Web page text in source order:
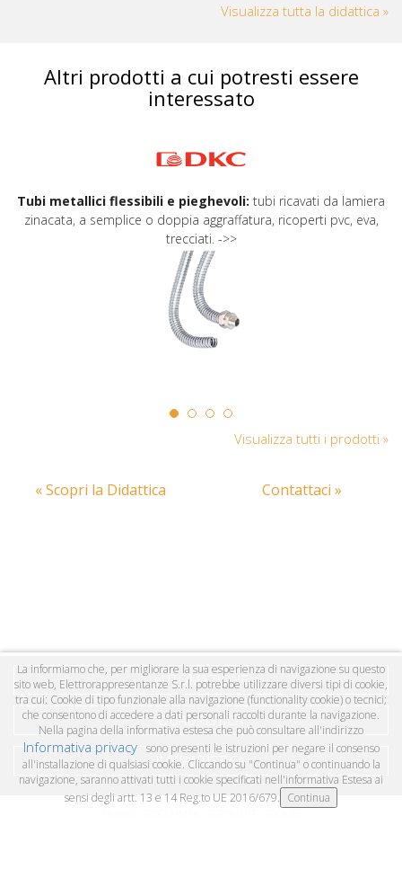
Visualizza tutta la didattica »
Altri prodotti a cui potresti essere
interessato
Tubi metallici flessibili e pieghevoli: tubi ricavati da lamiera
zinacata, a semplice o doppia aggraffatura, ricoperti pvc, eva,
trecciati. ->>
Visualizza tutti i prodotti »
« Scopri la Didattica Contattaci »
AUTOMAZIONE
QUADRISTICA
IMPIANTISTICA
La informiamo che, per migliorare la sua esperienza di navigazione su questo
sito web, Elettrorappresentanze S.r.l. potrebbe utilizzare diversi tipi di cookie,
tra cui: Cookie di tipo funzionale alla navigazione (functionality cookie) o tecnici;
che consentono di accedere a dati personali raccolti durante la navigazione.
Nella pagina della informativa estesa che può consultare all'indirizzo
Informativa privacy sono presenti le istruzioni per negare il consenso
all'installazione di qualsiasi cookie. Cliccando su "Continua" o continuando la
navigazione, saranno attivati tutti i cookie specificati nell'informativa Estesa ai
sensi degli artt. 13 e 14 Reg.to UE 2016/679.